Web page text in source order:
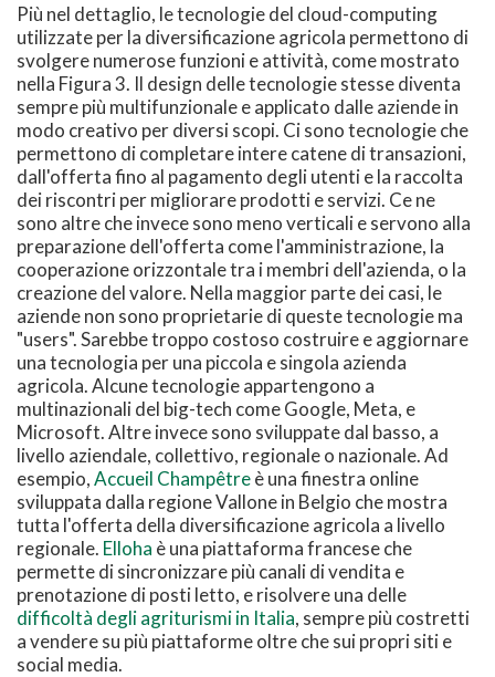
Più nel dettaglio, le tecnologie del cloud-computing
utilizzate per la diversificazione agricola permettono di
svolgere numerose funzioni e attività, come mostrato
nella Figura 3. Il design delle tecnologie stesse diventa
sempre più multifunzionale e applicato dalle aziende in
modo creativo per diversi scopi. Ci sono tecnologie che
permettono di completare intere catene di transazioni,
dall'offerta fino al pagamento degli utenti e la raccolta
dei riscontri per migliorare prodotti e servizi. Ce ne
sono altre che invece sono meno verticali e servono alla
preparazione dell'offerta come l'amministrazione, la
cooperazione orizzontale tra i membri dell'azienda, o la
creazione del valore. Nella maggior parte dei casi, le
aziende non sono proprietarie di queste tecnologie ma
"users". Sarebbe troppo costoso costruire e aggiornare
una tecnologia per una piccola e singola azienda
agricola. Alcune tecnologie appartengono a
multinazionali del big-tech come Google, Meta, e
Microsoft. Altre invece sono sviluppate dal basso, a
livello aziendale, collettivo, regionale o nazionale. Ad
esempio,Accueil Champêtreè una finestra online
sviluppata dalla regione Vallone in Belgio che mostra
tutta l'offerta della diversificazione agricola a livello
regionale. Elloha è una piattaforma francese che
permette di sincronizzare più canali di vendita e
prenotazione di posti letto, e risolvere una delle
difficoltà degli agriturismi in Italia, sempre più costretti
a vendere su più piattaforme oltre che sui propri siti e
social media.